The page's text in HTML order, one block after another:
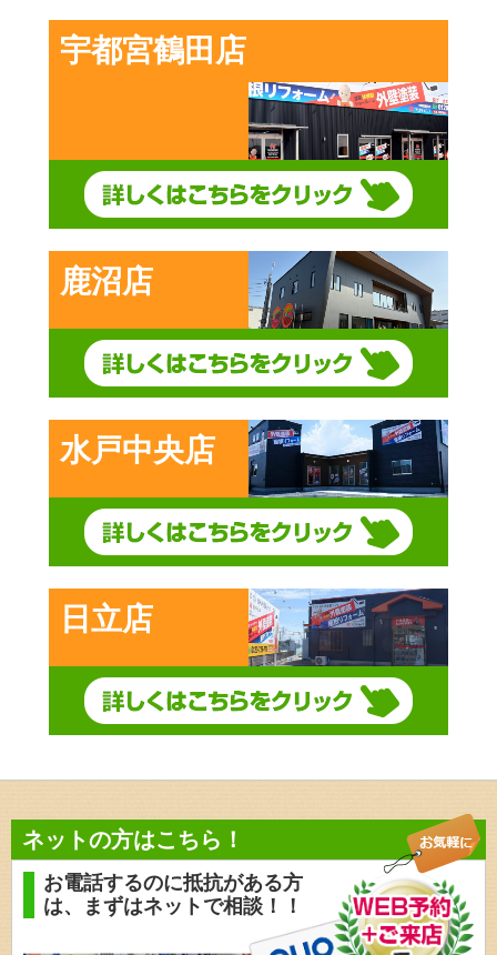
宇都宮鶴田店
鹿沼店
水戸中央店
日立店
ネットの方はこちら！
お電話するのに抵抗がある方
は、
まずはネットで相談！！